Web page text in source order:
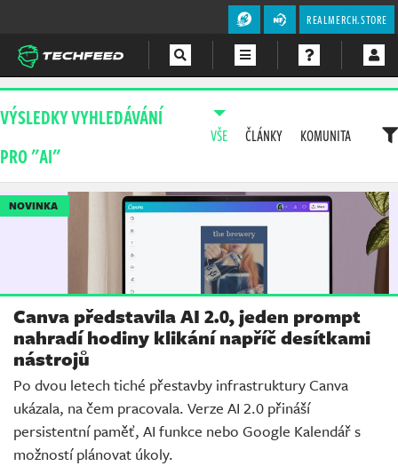
REALMERCH.STORE
Magazín
Videa
Soutěže
VÝSLEDKY VYHLEDÁVÁNÍ
PRO "AI"
VŠE ČLÁNKY KOMUNITA
NOVINKA
Canva představila AI 2.0, jeden prompt
nahradí hodiny klikání napříč desítkami
nástrojů
Po dvou letech tiché přestavby infrastruktury Canva
ukázala, na čem pracovala. Verze AI 2.0 přináší
persistentní paměť, AI funkce nebo Google Kalendář s
možností plánovat úkoly.